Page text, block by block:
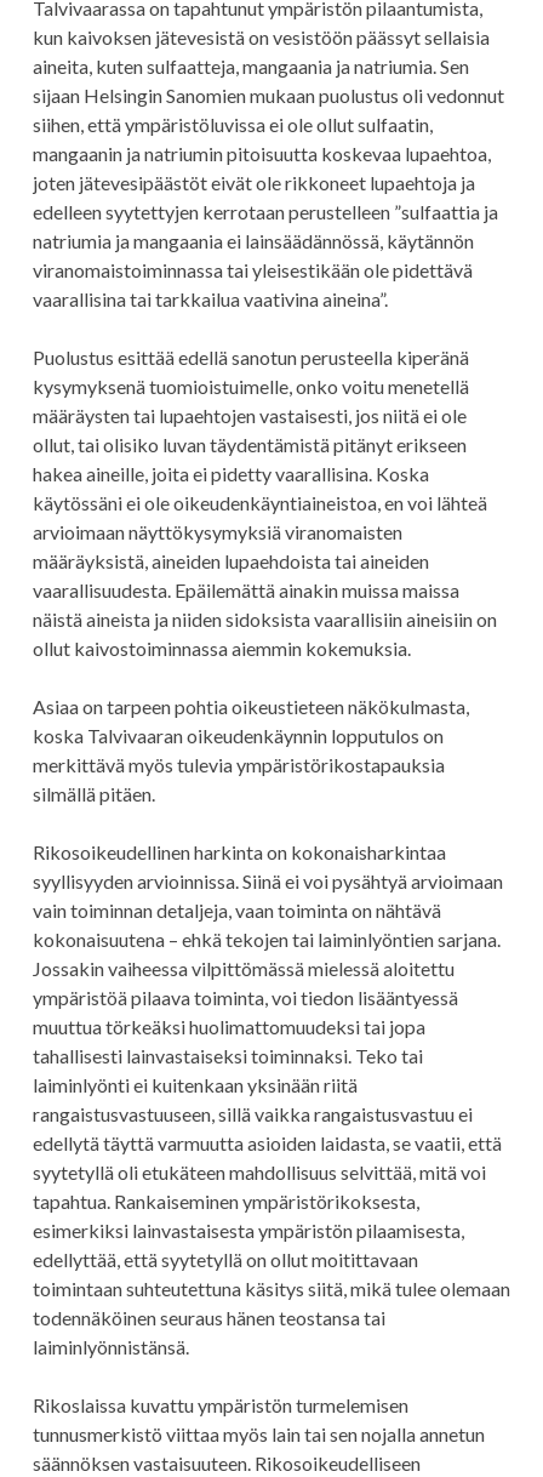
Talvivaarassa on tapahtunut ympäristön pilaantumista,
kun kaivoksen jätevesistä on vesistöön päässyt sellaisia
aineita, kuten sulfaatteja, mangaania ja natriumia. Sen
sijaan Helsingin Sanomien mukaan puolustus oli vedonnut
siihen, että ympäristöluvissa ei ole ollut sulfaatin,
mangaanin ja natriumin pitoisuutta koskevaa lupaehtoa,
joten jätevesipäästöt eivät ole rikkoneet lupaehtoja ja
edelleen syytettyjen kerrotaan perustelleen ”sulfaattia ja
natriumia ja mangaania ei lainsäädännössä, käytännön
viranomaistoiminnassa tai yleisestikään ole pidettävä
vaarallisina tai tarkkailua vaativina aineina”.
Puolustus esittää edellä sanotun perusteella kiperänä
kysymyksenä tuomioistuimelle, onko voitu menetellä
määräysten tai lupaehtojen vastaisesti, jos niitä ei ole
ollut, tai olisiko luvan täydentämistä pitänyt erikseen
hakea aineille, joita ei pidetty vaarallisina. Koska
käytössäni ei ole oikeudenkäyntiaineistoa, en voi lähteä
arvioimaan näyttökysymyksiä viranomaisten
määräyksistä, aineiden lupaehdoista tai aineiden
vaarallisuudesta. Epäilemättä ainakin muissa maissa
näistä aineista ja niiden sidoksista vaarallisiin aineisiin on
ollut kaivostoiminnassa aiemmin kokemuksia.
Asiaa on tarpeen pohtia oikeustieteen näkökulmasta,
koska Talvivaaran oikeudenkäynnin lopputulos on
merkittävä myös tulevia ympäristörikostapauksia
silmällä pitäen.
Rikosoikeudellinen harkinta on kokonaisharkintaa
syyllisyyden arvioinnissa. Siinä ei voi pysähtyä arvioimaan
vain toiminnan detaljeja, vaan toiminta on nähtävä
kokonaisuutena – ehkä tekojen tai laiminlyöntien sarjana.
Jossakin vaiheessa vilpittömässä mielessä aloitettu
ympäristöä pilaava toiminta, voi tiedon lisääntyessä
muuttua törkeäksi huolimattomuudeksi tai jopa
tahallisesti lainvastaiseksi toiminnaksi. Teko tai
laiminlyönti ei kuitenkaan yksinään riitä
rangaistusvastuuseen, sillä vaikka rangaistusvastuu ei
edellytä täyttä varmuutta asioiden laidasta, se vaatii, että
syytetyllä oli etukäteen mahdollisuus selvittää, mitä voi
tapahtua. Rankaiseminen ympäristörikoksesta,
esimerkiksi lainvastaisesta ympäristön pilaamisesta,
edellyttää, että syytetyllä on ollut moitittavaan
toimintaan suhteutettuna käsitys siitä, mikä tulee olemaan
todennäköinen seuraus hänen teostansa tai
laiminlyönnistänsä.
Rikoslaissa kuvattu ympäristön turmelemisen
tunnusmerkistö viittaa myös lain tai sen nojalla annetun
säännöksen vastaisuuteen. Rikosoikeudelliseen